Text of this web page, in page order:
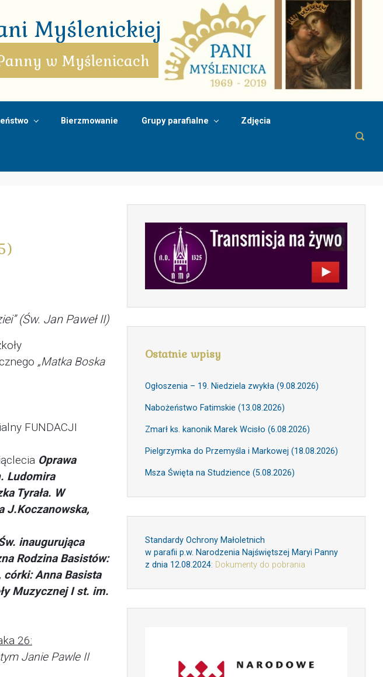
Myślenickiej
w Myślenicach
Bierzmowanie Grupy parafialne Zdjęcia
(Św. Jan Paweł II)
„Matka Boska
FUNDACJI
Oprawa
Ludomira
Tyrała. W
J.Koczanowska,
inaugurująca
Rodzina Basistów:
córki: Anna Basista
Muzycznej I st. im.
26:
Janie Pawle II
Ostatnie wpisy
Ogłoszenia – 19. Niedziela zwykła (9.08.2026)
Nabożeństwo Fatimskie (13.08.2026)
Zmarł ks. kanonik Marek Wcisło (6.08.2026)
Pielgrzymka do Przemyśla i Markowej (18.08.2026)
Msza Święta na Studzience (5.08.2026)
Standardy Ochrony Małoletnich
w parafii p.w. Narodzenia Najświętszej Maryi Panny
z dnia 12.08.2024: Dokumenty do pobrania